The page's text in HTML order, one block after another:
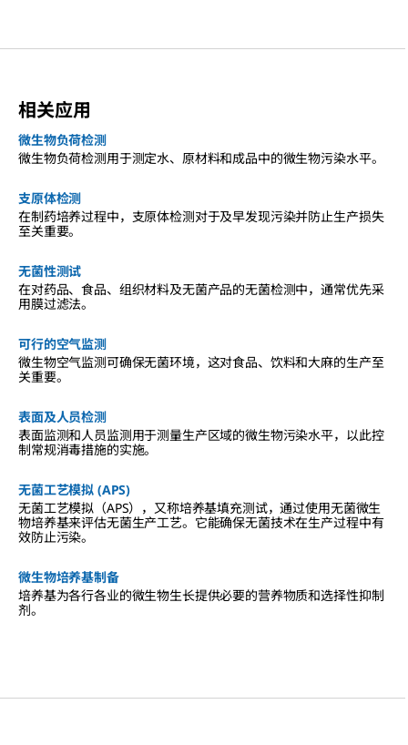
相关应用
微生物负荷检测
微生物负荷检测用于测定水、原材料和成品中的微生物污染水平。
支原体检测
在制药培养过程中，支原体检测对于及早发现污染并防止生产损失
至关重要。
无菌性测试
在对药品、食品、组织材料及无菌产品的无菌检测中，通常优先采
用膜过滤法。
可行的空气监测
微生物空气监测可确保无菌环境，这对食品、饮料和大麻的生产至
关重要。
表面及人员检测
表面监测和人员监测用于测量生产区域的微生物污染水平，以此控
制常规消毒措施的实施。
无菌工艺模拟 (APS)
无菌工艺模拟（APS），又称培养基填充测试，通过使用无菌微生
物培养基来评估无菌生产工艺。它能确保无菌技术在生产过程中有
效防止污染。
微生物培养基制备
培养基为各行各业的微生物生长提供必要的营养物质和选择性抑制
剂。